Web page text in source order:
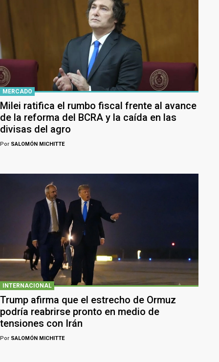
MERCADO
Milei ratifica el rumbo fiscal frente al avance
de la reforma del BCRA y la caída en las
divisas del agro
Por SALOMÓN MICHITTE
INTERNACIONAL
Trump afirma que el estrecho de Ormuz
podría reabrirse pronto en medio de
tensiones con Irán
Por SALOMÓN MICHITTE